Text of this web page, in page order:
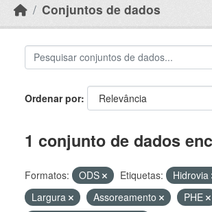
Conjuntos de dados
Ordenar por
1 conjunto de dados
Formatos: ODS Etiquetas:
Hidrovia
Largura
Assoreamento PHE